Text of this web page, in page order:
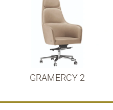
GRAMERCY 2